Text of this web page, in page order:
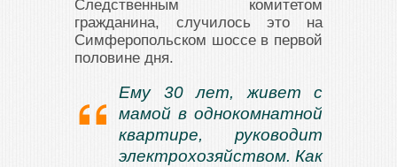
Следственным комитетом
гражданина, случилось это на
Симферопольском шоссе в первой
половине дня.
Ему 30 лет, живет с
мамой в однокомнатной
квартире, руководит
электрохозяйством. Как